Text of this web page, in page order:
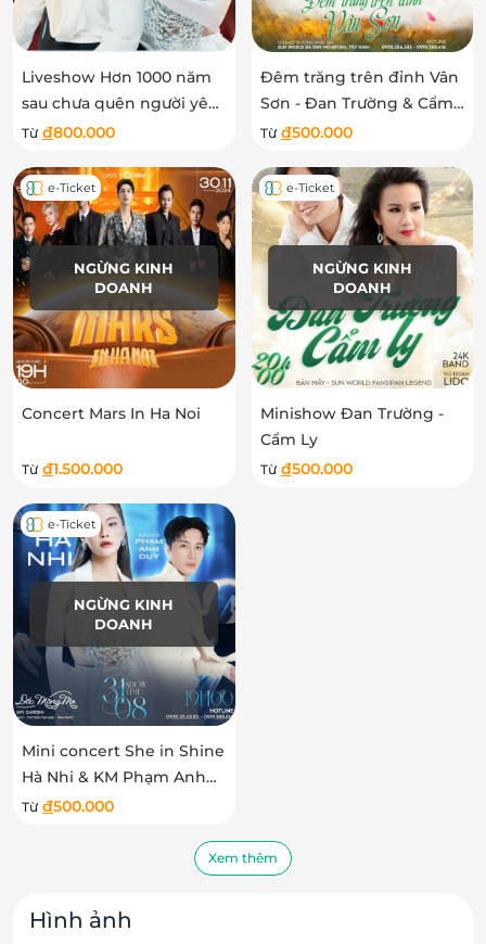
Liveshow Hơn 1000 năm
sau chưa quên người yêu
cũ - Quốc Thiên - Hà Nhi
Từ đ800.000
Đêm trăng trên đỉnh Vân
Sơn - Đan Trường & Cẩm
Ly
Từ đ500.000
NGỪNG KINH
DOANH
e-Ticket
Concert Mars In Ha Noi
Từ đ1.500.000
NGỪNG KINH
DOANH
e-Ticket
Minishow Đan Trường -
Cẩm Ly
Từ đ500.000
NGỪNG KINH
DOANH
e-Ticket
Mini concert She in Shine
Hà Nhi & KM Phạm Anh
Duy
Từ đ500.000
Xem thêm
Hình ảnh